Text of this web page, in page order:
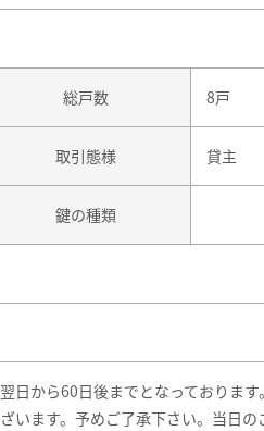
総戸数 8戸
取引態様 貸主
鍵の種類
日から60日後までとなっておりま
います。予めご了承下さい。当日の